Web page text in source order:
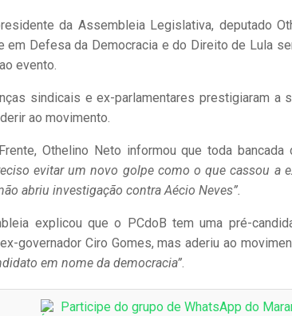
da Assembleia Legislativa, deputado
em Defesa da Democracia e do Direito de Lula
evento.
sindicais e ex-parlamentares prestigiaram a
ao movimento.
Othelino Neto informou que toda
evitar um novo golpe como o que cassou a
abriu investigação contra Aécio Neves”.
explicou que o PCdoB tem uma pré-
governador Ciro Gomes, mas aderiu ao
em nome da democracia”.
Participe do grupo de WhatsApp do